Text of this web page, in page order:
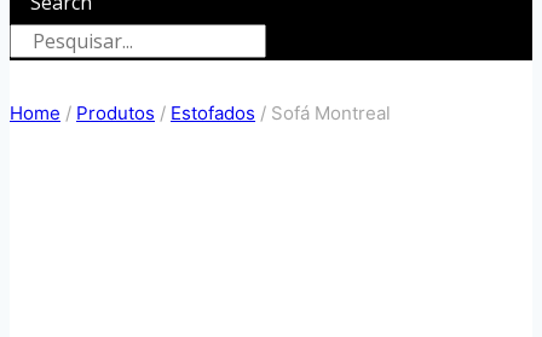
Home / Produtos / Estofados / Sofá Montreal